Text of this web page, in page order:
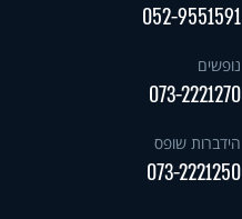
052-9551591
נופשים
073-2221270
הידברות שופס
073-2221250